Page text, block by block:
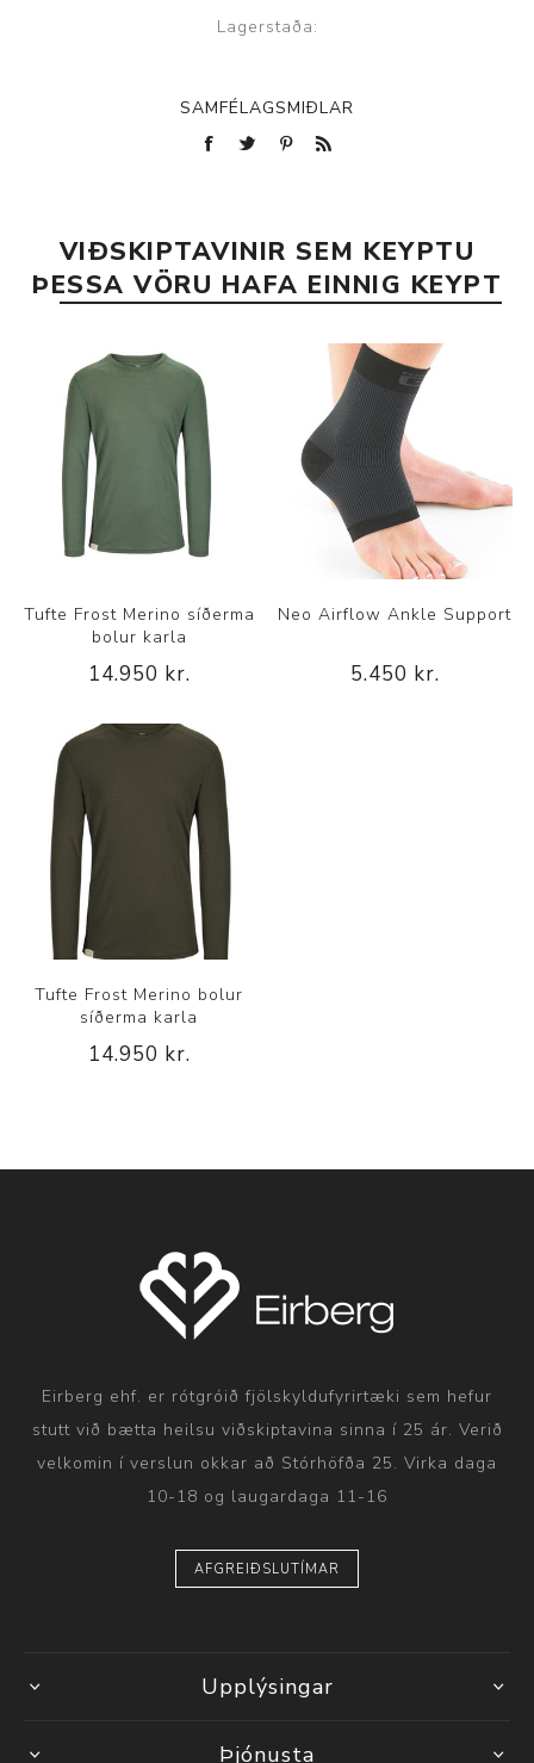
Lagerstaða:
SAMFÉLAGSMIÐLAR
VIÐSKIPTAVINIR SEM KEYPTU
ÞESSA VÖRU HAFA EINNIG KEYPT
Tufte Frost Merino síðerma
bolur karla
14.950 kr.
Neo Airflow Ankle Support
5.450 kr.
Tufte Frost Merino bolur
síðerma karla
14.950 kr.
Eirberg ehf. er rótgróið fjölskyldufyrirtæki sem hefur
stutt við bætta heilsu viðskiptavina sinna í 25 ár. Verið
velkomin í verslun okkar að Stórhöfða 25. Virka daga
10-18 og laugardaga 11-16
AFGREIÐSLUTÍMAR
Upplýsingar
Þjónusta